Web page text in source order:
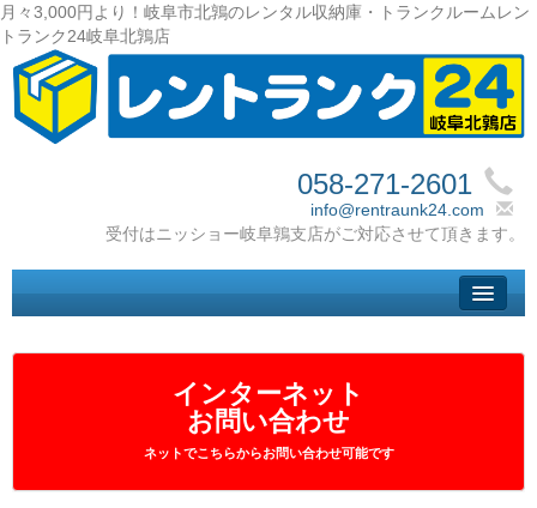
月々3,000円より！岐阜市北鶉のレンタル収納庫・トランクルームレン
トランク24岐阜北鶉店
058-271-2601
info@rentraunk24.com
トップ
– Top –
– User guide –
サイズ料金
– Size Price –
インターネット
お問い合わせ
ネットでこちらからお問い合わせ可能です